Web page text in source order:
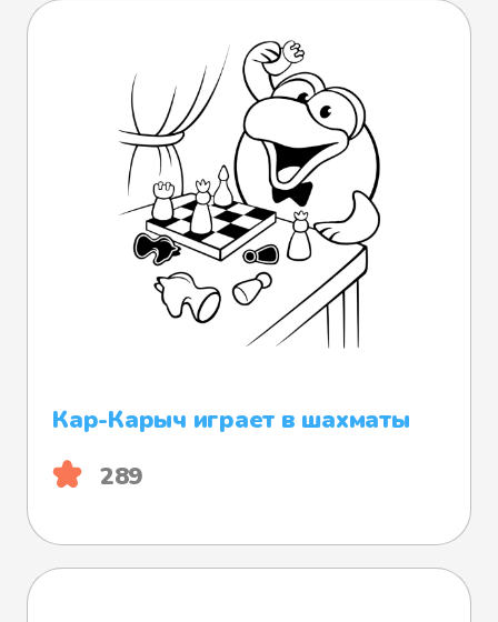
Кар-Карыч играет в шахматы
289